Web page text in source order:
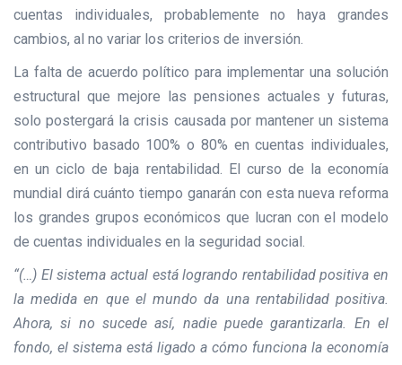
cuentas individuales, probablemente no haya grandes
cambios, al no variar los criterios de inversión.
La falta de acuerdo político para implementar una solución
estructural que mejore las pensiones actuales y futuras,
solo postergará la crisis causada por mantener un sistema
contributivo basado 100% o 80% en cuentas individuales,
en un ciclo de baja rentabilidad. El curso de la economía
mundial dirá cuánto tiempo ganarán con esta nueva reforma
los grandes grupos económicos que lucran con el modelo
de cuentas individuales en la seguridad social.
“(…) El sistema actual está logrando rentabilidad positiva en
la medida en que el mundo da una rentabilidad positiva.
Ahora, si no sucede así, nadie puede garantizarla. En el
fondo, el sistema está ligado a cómo funciona la economía